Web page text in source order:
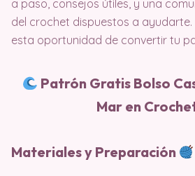
a paso, consejos útiles, y una
del crochet dispuestos a ayudarte.
esta oportunidad de convertir tu
Patrón Gratis Bolso
Mar en
Materiales y Preparación